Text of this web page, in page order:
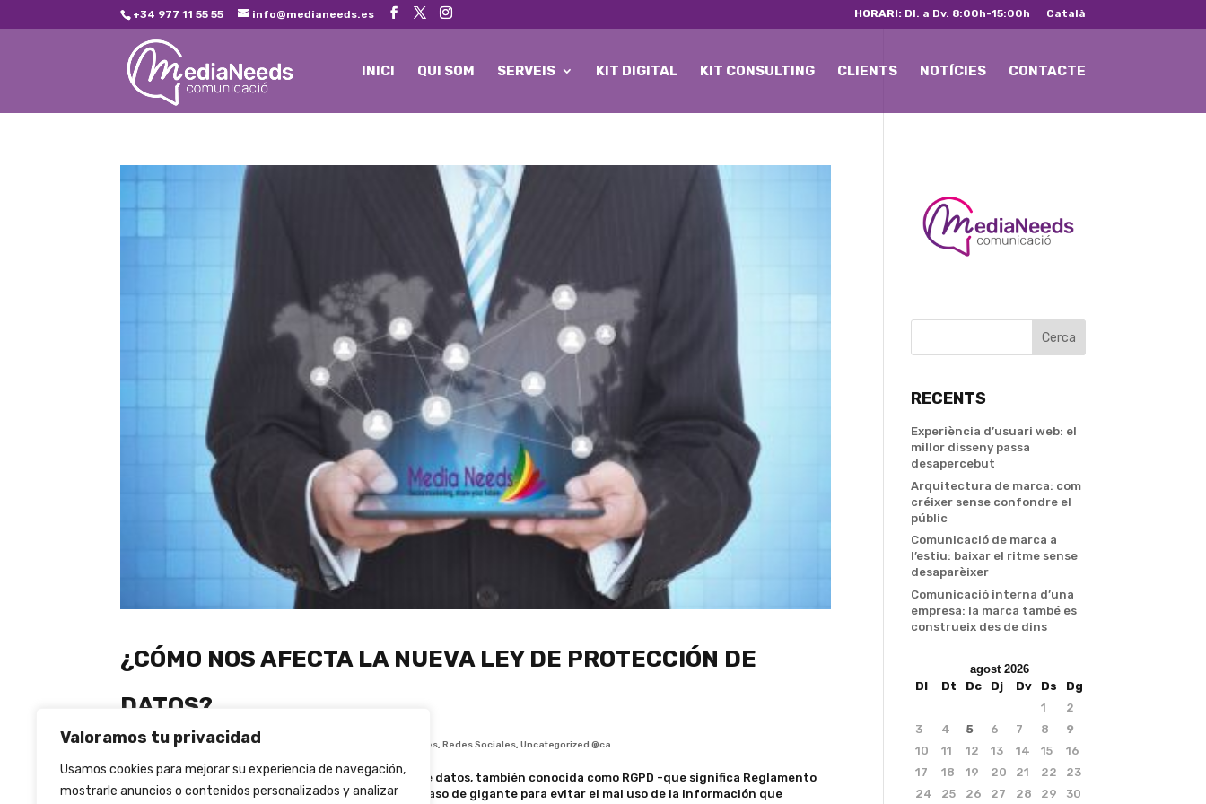
Valoramos tu privacidad
Usamos cookies para mejorar su experiencia de navegación,
mostrarle anuncios o contenidos personalizados y analizar
+34 977 11 55 55 info@medianeeds.es HORARI: Dl. a Dv. 8:00h-15:00h Català
INICI QUI SOM SERVEIS KIT DIGITAL KIT CONSULTING CLIENTS NOTÍCIES CONTACTE
¿CÓMO NOS AFECTA LA NUEVA LEY DE PROTECCIÓN DE
DATOS?
byMedianeeds|maig 30, 2018 Notícies,Redes Sociales,Uncategorized @ca
La entrada en vigor de la nueva ley de protección de datos, también conocida como RGPD -que significa Reglamento
General de Protección de Datos-, quiere hacer un paso de gigante para evitar el mal uso de la información que
RECENTS
Experiència d’usuari web: el
millor disseny passa
desapercebut
Arquitectura de marca: com
créixer sense confondre el
públic
Comunicació de marca a
l’estiu: baixar el ritme sense
desaparèixer
Comunicació interna d’una
empresa: la marca també es
construeix des de dins
agost 2026
Dl
Dt Dc Dj Dv Ds
Dg
1
2
3
4 5 6 7 8
9
10
11 12 13 14 15
16
17
18 19 20 21 22
23
24
25 26 27 28 29 30